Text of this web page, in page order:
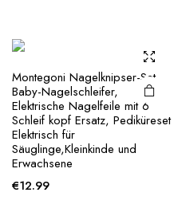
Montegoni Nagelknipser-Set
Baby-Nagelschleifer,
Elektrische Nagelfeile mit 6
Schleif kopf Ersatz, Pediküreset
Elektrisch für
Säuglinge,Kleinkinde und
Erwachsene
€12.99